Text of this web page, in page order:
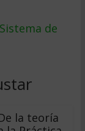
de
la teoría